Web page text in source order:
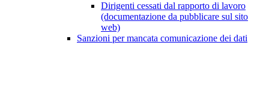
Dirigenti cessati dal rapporto di lavoro
(documentazione da pubblicare sul sito
web)
Sanzioni per mancata comunicazione dei dati